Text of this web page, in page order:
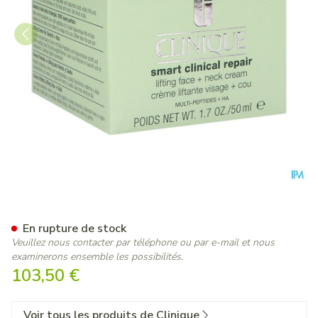
103,50 €
En rupture de stock
Veuillez nous contacter par téléphone ou par e-mail et nous
examinerons ensemble les possibilités.